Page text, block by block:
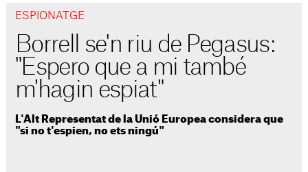
ESPIONATGE
Borrell se'n riu de Pegasus:
"Espero que a mi també
m'hagin espiat"
L'Alt Representat de la Unió Europea considera que
"si no t'espien, no ets ningú"